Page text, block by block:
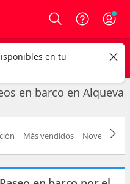
Login
fecha
CAMBIAR
en barco en Alqueva
Más vendidos Novedad
en tu